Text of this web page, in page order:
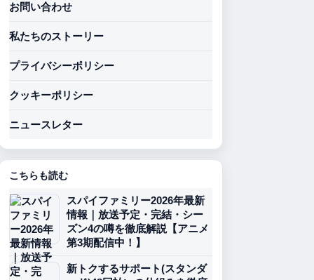
お問い合わせ
私たちのストーリー
プライバシーポリシー
クッキーポリシー
ニュースレター
こちらも読む
スパイファミリー2026年最新
情報｜放送予定・完結・シー
ズン4の噂を徹底解説【アニメ
第3期配信中！】
新トクするサポート(スタンダ